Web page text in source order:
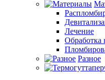
Лечение
Обработка
Разное